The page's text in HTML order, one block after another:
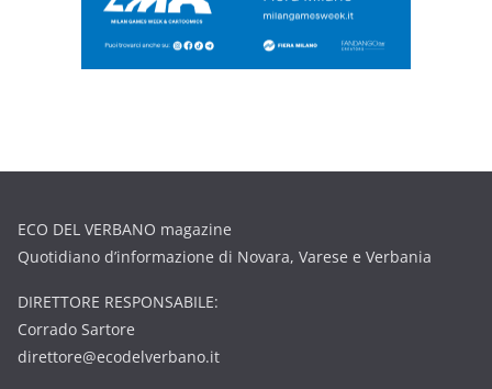
ECO DEL VERBANO magazine
Quotidiano d’informazione di Novara, Varese e Verbania
DIRETTORE RESPONSABILE:
Corrado Sartore
direttore@ecodelverbano.it